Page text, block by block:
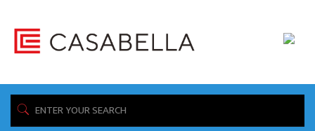
/ Product Edge Type / 4 Sided Bevel
Showing all 4 results